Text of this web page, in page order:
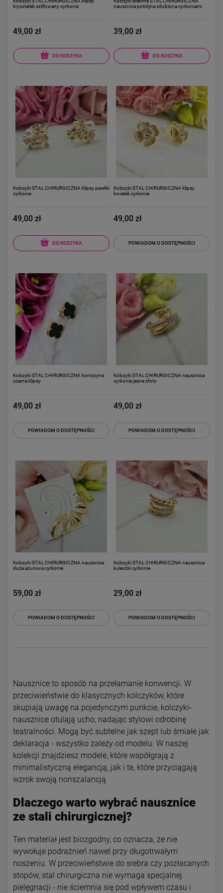
kryształek szlifowany cyrkonie
49,00 zł
DO KOSZYKA
nausznica potrójna zdobiona cyrkoniami
39,00 zł
DO KOSZYKA
Kolczyki STAL CHIRURGICZNA klipsy perełki
cyrkonie
49,00 zł
DO KOSZYKA
Kolczyki STAL CHIRURGICZNA klipsy
kwiatek cyrkonie
49,00 zł
POWIADOM O DOSTĘPNOŚCI
Kolczyki STAL CHIRURGICZNA koniczyna
czarna klipsy
49,00 zł
POWIADOM O DOSTĘPNOŚCI
Kolczyki STAL CHIRURGICZNA nausznica
cyrkonie jasne złoto
49,00 zł
POWIADOM O DOSTĘPNOŚCI
Kolczyki STAL CHIRURGICZNA nausznica
duża ażurowa cyrkonie
59,00 zł
POWIADOM O DOSTĘPNOŚCI
Kolczyki STAL CHIRURGICZNA nausznica
kuleczki cyrkonie
29,00 zł
POWIADOM O DOSTĘPNOŚCI
Nausznice to sposób na przełamanie konwencji. W
przeciwieństwie do klasycznych kolczyków, które
skupiają uwagę na pojedynczym punkcie, kolczyki-
nausznice otulają ucho, nadając stylowi odrobinę
teatralności. Mogą być subtelne jak szept lub śmiałe jak
deklaracja - wszystko zależy od modelu. W naszej
kolekcji znajdziesz modele, które współgrają z
minimalistyczną elegancją, jak i te, które przyciągają
wzrok swoją nonszalancją.
Dlaczego warto wybrać nausznice
ze stali chirurgicznej?
Ten materiał jest biozgodny, co oznacza, że nie
wywołuje podrażnień nawet przy długotrwałym
noszeniu. W przeciwieństwie do srebra czy pozłacanych
stopów, stal chirurgiczna nie wymaga specjalnej
pielęgnacji - nie ściemnia się pod wpływem czasu i